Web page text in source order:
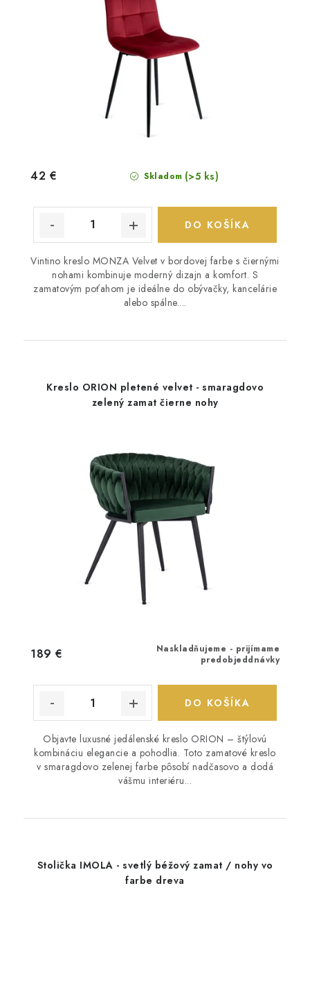
Skladom (>5 ks)
42 €
DO KOŠÍKA
Vintino kreslo MONZA Velvet v bordovej farbe s čiernými
nohami kombinuje moderný dizajn a komfort. S
zamatovým poťahom je ideálne do obývačky, kancelárie
alebo spálne....
Kreslo ORION pletené velvet - smaragdovo
zelený zamat čierne nohy
Naskladňujeme - prijímame
predobjeddnávky
189 €
DO KOŠÍKA
Objavte luxusné jedálenské kreslo ORION – štýlovú
kombináciu elegancie a pohodlia. Toto zamatové kreslo
v smaragdovo zelenej farbe pôsobí nadčasovo a dodá
vášmu interiéru...
Stolička IMOLA - svetlý béžový zamat / nohy vo
farbe dreva